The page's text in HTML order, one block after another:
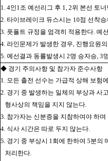
1. 4인1조 예선리그 후 1, 2위 본선 토
2. 타이브레이크 듀스시는 10점 선착
3. 풋폴트 규정을 엄격히 적용한다. 예
4. 라인문제가 발생한 경우, 진행요원
5. 예선결과 동률발생시 2명 승자승, 3
◆ 경기 주의사항 및 참가자 준수사항
1. 모든 출전 선수는 가급적 상해 보험
2. 경기 중 발생하는 일체의 부상과 사
형사상의 책임을 지지 않는다.
3. 참가자는 신분증을 지참하여야 하
4. 식사 시간은 따로 두지 않는다.
5. 경기 중 부상시 1회에 한하여 5분의
처리한다.